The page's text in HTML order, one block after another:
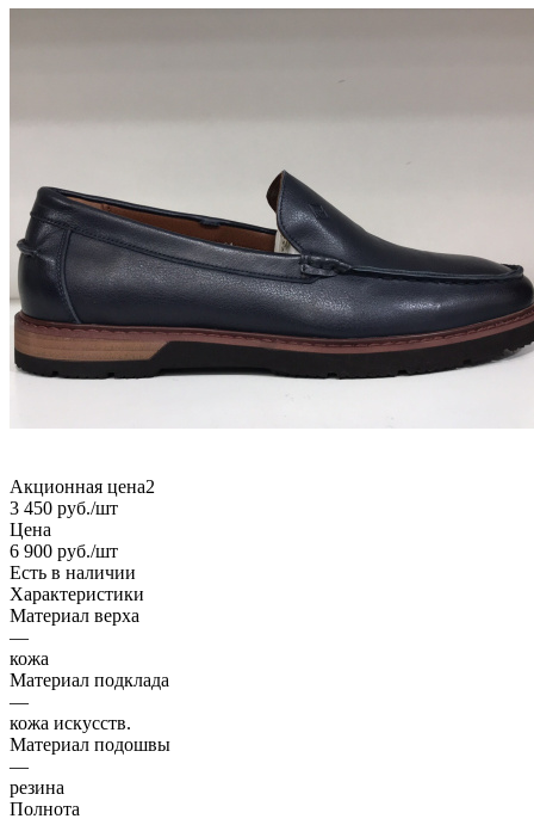
Акционная цена2
3 450 руб./шт
Цена
6 900 руб./шт
Есть в наличии
Характеристики
Материал верха
—
кожа
Материал подклада
—
кожа искусств.
Материал подошвы
—
резина
Полнота